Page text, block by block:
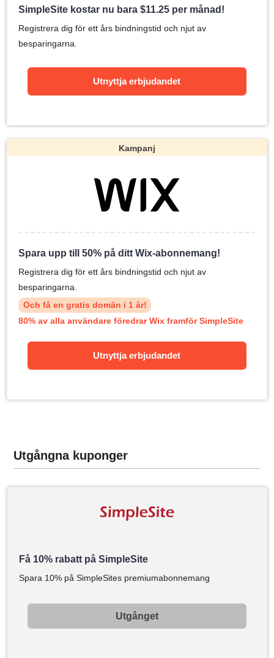
SimpleSite kostar nu bara$11.25 per månad!
Registrera dig för ett års bindningstid och njut av
besparingarna.
Utnyttja erbjudandet
Kampanj
Spara upp till 50% på ditt Wix-abonnemang!
Registrera dig för ett års bindningstid och njut av
besparingarna.
Och få en gratis domän i 1 år!
80% av alla användare föredrar Wix framför SimpleSite
Utnyttja erbjudandet
Utgångna kuponger
Få 10% rabatt på SimpleSite
Spara 10% på SimpleSites premiumabonnemang
Utgånget